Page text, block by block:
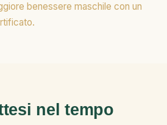
benessere maschile con un
nel tempo